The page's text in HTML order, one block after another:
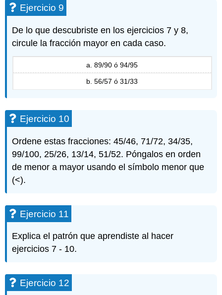
Ejercicio 9
De lo que descubriste en los ejercicios 7 y 8,
circule la fracción mayor en cada caso.
a. 89/90 ó 94/95
b. 56/57 ó 31/33
Ejercicio 10
Ordene estas fracciones: 45/46, 71/72, 34/35,
99/100, 25/26, 13/14, 51/52. Póngalos en orden
de menor a mayor usando el símbolo menor que
(<).
Ejercicio 11
Explica el patrón que aprendiste al hacer
ejercicios 7 - 10.
Ejercicio 12